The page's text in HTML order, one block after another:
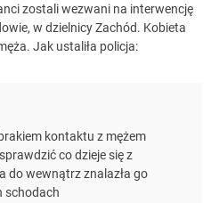
zostali wezwani na interwencję
w dzielnicy Zachód. Kobieta
Jak ustaliła policja:
kontaktu z mężem
co dzieje się z
do wewnątrz znalazła go
schodach